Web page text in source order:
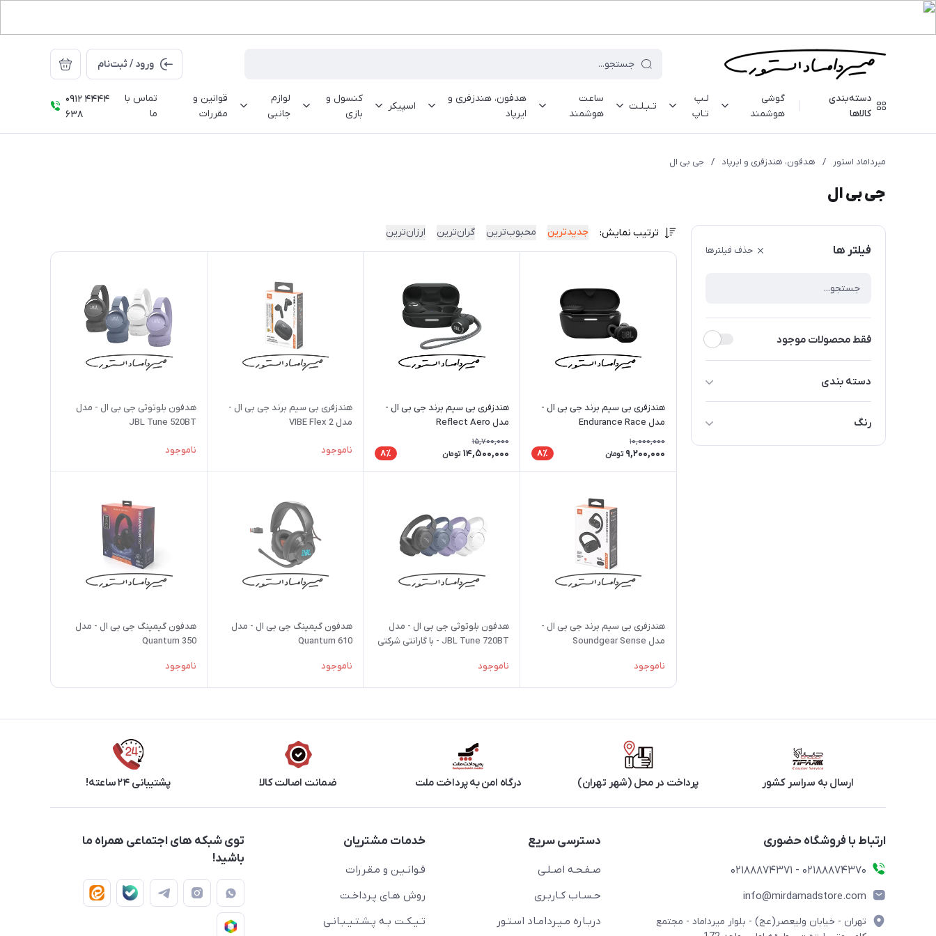
ورود / ثبت‌نام
دسته‌بندی
کالاها
گوشی
هوشمند
لـپ
تـاپ
تـبـلـت
ساعت
هوشمند
هدفون، هندزفری و
ایرپاد
اسپیکر
کنسول و
بازی
لوازم
جانبی
قوانین و
مقررات
تماس با
ما
0912 4444
638
میرداماد استور / هدفون، هندزفری و ایرپاد / جی بی ال
جی بی ال
فیلتر ها حذف فیلترها
فقط محصولات موجود
دسته بندی
رنگ
آبی
ترتیب نمایش: جدیدترین محبوب‌ترین گران‌ترین ارزان‌ترین
هندزفری بی سیم برند جی بی ال -
مدل Endurance Race
10,000,000
9,200,000 تومان 8٪
هندزفری بی سیم برند جی بی ال -
مدل Reflect Aero
15,700,000
14,500,000 تومان 8٪
هندزفری بی سیم برند جی بی ال -
مدل VIBE Flex 2
ناموجود
هدفون بلوتوثی جی بی ال - مدل
JBL Tune 520BT
ناموجود
هندزفری بی سیم برند جی بی ال -
مدل Soundgear Sense
ناموجود
هدفون بلوتوثی جی بی ال - مدل
JBL Tune 720BT - با گارانتی شرکتی
ناموجود
هدفون گیمینگ جی بی ال - مدل
Quantum 610
ناموجود
هدفون گیمینگ جی بی ال - مدل
Quantum 350
ناموجود
ارسال به سراسر کشور پرداخت در محل (شهر تهران) درگاه امن به پرداخت ملت ضمانت اصالت کالا پشتیبانی ۲۴ ساعته!
ارتباط با فروشگاه حضوری
02188874370 - 02188874371
info@mirdamadstore.com
تهران - خیابان ولیعصر(عج) - بلوار میرداماد - مجتمع
دسترسی سریع
صـفـحـه اصـلـی
حـسـاب کـاربـری
دربـاره مـیـردامـاد اسـتـور
خدمات مشتریان
قـوانـیـن و مـقـررات
روش هـای پـرداخـت
تـیـکـت بـه پـشـتـیـبـانـی
توی شبکه های اجتماعی همراه ما
باشید!